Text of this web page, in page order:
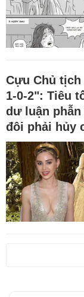
Cựu Chủ
1-0-2": Tiêu
dư luận
đôi phải hủy